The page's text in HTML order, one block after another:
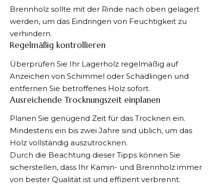
Brennholz sollte mit der Rinde nach oben gelagert
werden, um das Eindringen von Feuchtigkeit zu
verhindern.
Regelmäßig kontrollieren
Überprüfen Sie Ihr Lagerholz regelmäßig auf
Anzeichen von Schimmel oder Schädlingen und
entfernen Sie betroffenes Holz sofort.
Ausreichende Trocknungszeit einplanen
Planen Sie genügend Zeit für das Trocknen ein.
Mindestens ein bis zwei Jahre sind üblich, um das
Holz vollständig auszutrocknen.
Durch die Beachtung dieser Tipps können Sie
sicherstellen, dass Ihr Kamin- und Brennholz immer
von bester Qualität ist und effizient verbrennt.